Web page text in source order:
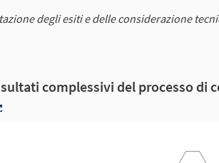
degli esiti e delle considerazione
complessivi del processo di